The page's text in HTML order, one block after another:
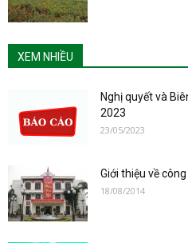
XEM NHIỀU
Nghị quyết và
2023
23/05/2023
Giới thiệu về
18/08/2014